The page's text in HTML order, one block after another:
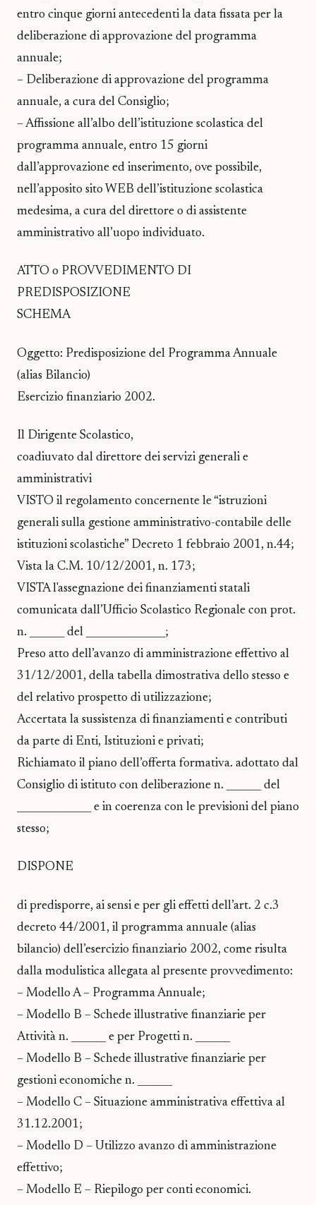
entro cinque giorni antecedenti la data fissata per la
deliberazione di approvazione del programma
annuale;
– Deliberazione di approvazione del programma
annuale, a cura del Consiglio;
– Affissione all’albo dell’istituzione scolastica del
programma annuale, entro 15 giorni
dall’approvazione ed inserimento, ove possibile,
nell’apposito sito WEB dell’istituzione scolastica
medesima, a cura del direttore o di assistente
amministrativo all’uopo individuato.
ATTO o PROVVEDIMENTO DI
PREDISPOSIZIONE
SCHEMA
Oggetto: Predisposizione del Programma Annuale
(alias Bilancio)
Esercizio finanziario 2002.
Il Dirigente Scolastico,
coadiuvato dal direttore dei servizi generali e
amministrativi
VISTO il regolamento concernente le “istruzioni
generali sulla gestione amministrativo-contabile delle
istituzioni scolastiche” Decreto 1 febbraio 2001, n.44;
Vista la C.M. 10/12/2001, n. 173;
VISTA l'assegnazione dei finanziamenti statali
comunicata dall’Ufficio Scolastico Regionale con prot.
n. _______ del ________________;
Preso atto dell’avanzo di amministrazione effettivo al
31/12/2001, della tabella dimostrativa dello stesso e
del relativo prospetto di utilizzazione;
Accertata la sussistenza di finanziamenti e contributi
da parte di Enti, Istituzioni e privati;
Richiamato il piano dell’offerta formativa. adottato dal
Consiglio di istituto con deliberazione n. _______ del
_______________ e in coerenza con le previsioni del piano
stesso;
DISPONE
di predisporre, ai sensi e per gli effetti dell’art. 2 c.3
decreto 44/2001, il programma annuale (alias
bilancio) dell’esercizio finanziario 2002, come risulta
dalla modulistica allegata al presente provvedimento:
– Modello A – Programma Annuale;
– Modello B – Schede illustrative finanziarie per
Attività n. _______ e per Progetti n. _______
– Modello B – Schede illustrative finanziarie per
gestioni economiche n. _______
– Modello C – Situazione amministrativa effettiva al
31.12.2001;
– Modello D – Utilizzo avanzo di amministrazione
effettivo;
– Modello E – Riepilogo per conti economici.